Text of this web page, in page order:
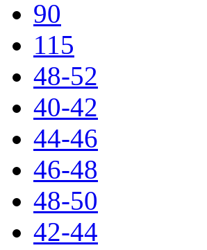
90
115
48-52
40-42
44-46
46-48
48-50
42-44